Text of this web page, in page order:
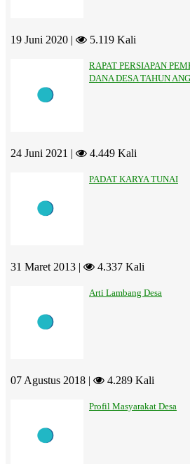
19 Juni 2020 | 5.119 Kali
RAPAT PERSIAPAN
DANA DESA TAHUN
24 Juni 2021 | 4.449 Kali
PADAT KARYA TUNAI
31 Maret 2013 | 4.337 Kali
Arti Lambang Desa
07 Agustus 2018 | 4.289 Kali
Profil Masyarakat Desa